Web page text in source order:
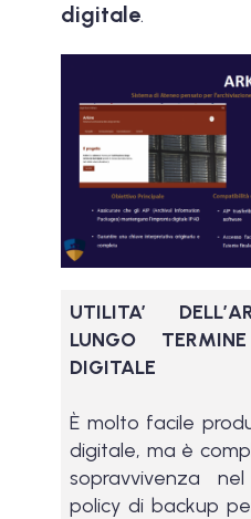
digitale.
UTILITA’
LUNGO
DIGITALE
È molto facile
digitale, ma è
sopravvivenza
policy di backup